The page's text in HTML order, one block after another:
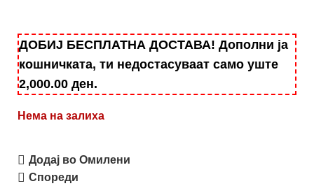
ДОБИЈ БЕСПЛАТНА ДОСТАВА! Дополни ја
кошничката, ти недостасуваат само уште
2,000.00 ден.
Нема на залиха
Додај во Омилени
Спореди